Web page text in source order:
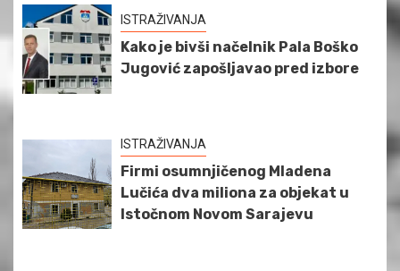
ISTRAŽIVANJA
Kako je bivši načelnik Pala Boško
Jugović zapošljavao pred izbore
ISTRAŽIVANJA
Firmi osumnjičenog Mladena
Lučića dva miliona za objekat u
Istočnom Novom Sarajevu